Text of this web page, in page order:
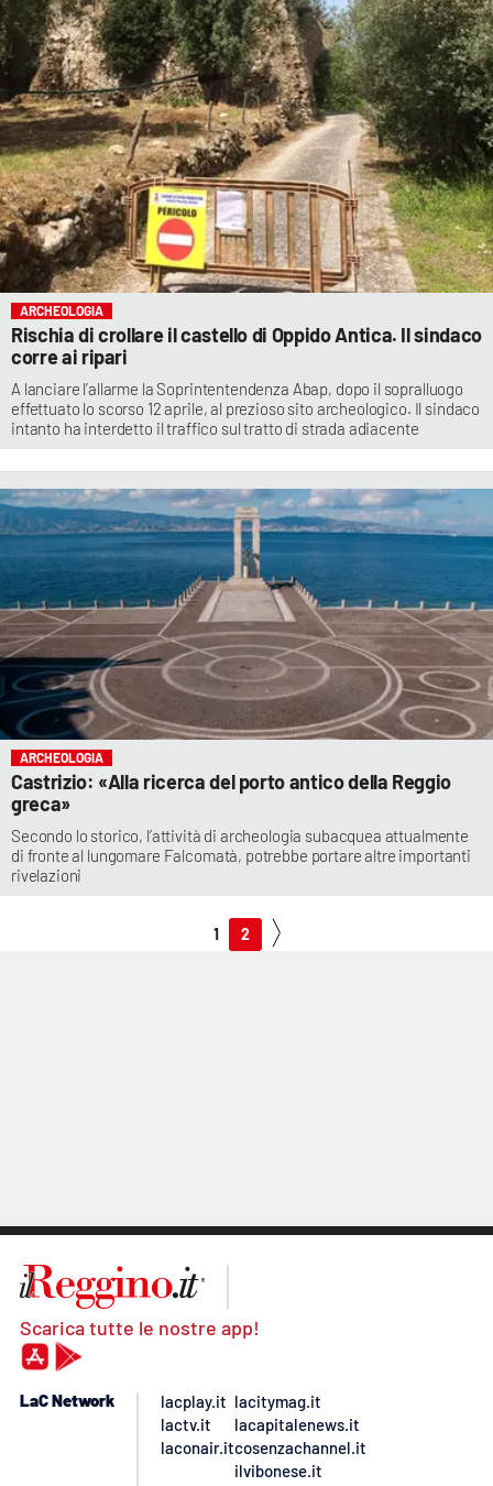
ARCHEOLOGIA
Rischia di crollare il castello di Oppido Antica. Il sindaco
corre ai ripari
A lanciare l’allarme la Soprintentendenza Abap, dopo il sopralluogo
effettuato lo scorso 12 aprile, al prezioso sito archeologico. Il sindaco
intanto ha interdetto il traffico sul tratto di strada adiacente
ARCHEOLOGIA
Castrizio: «Alla ricerca del porto antico della Reggio
greca»
Secondo lo storico, l’attività di archeologia subacquea attualmente
di fronte al lungomare Falcomatà, potrebbe portare altre importanti
rivelazioni
1 2
Scarica tutte le nostre app!
LaC Network
lacplay.it
lactv.it
laconair.it
lacitymag.it
lacapitalenews.it
cosenzachannel.it
ilvibonese.it